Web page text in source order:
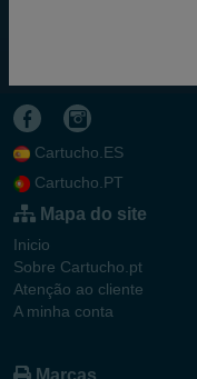
Cartucho.ES
Cartucho.PT
Mapa do site
Inicio
Sobre Cartucho.pt
Atenção ao cliente
A minha conta
Marcas